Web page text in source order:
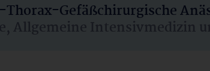
Gefäßchirurgische
Allgemeine Intensivmedizin